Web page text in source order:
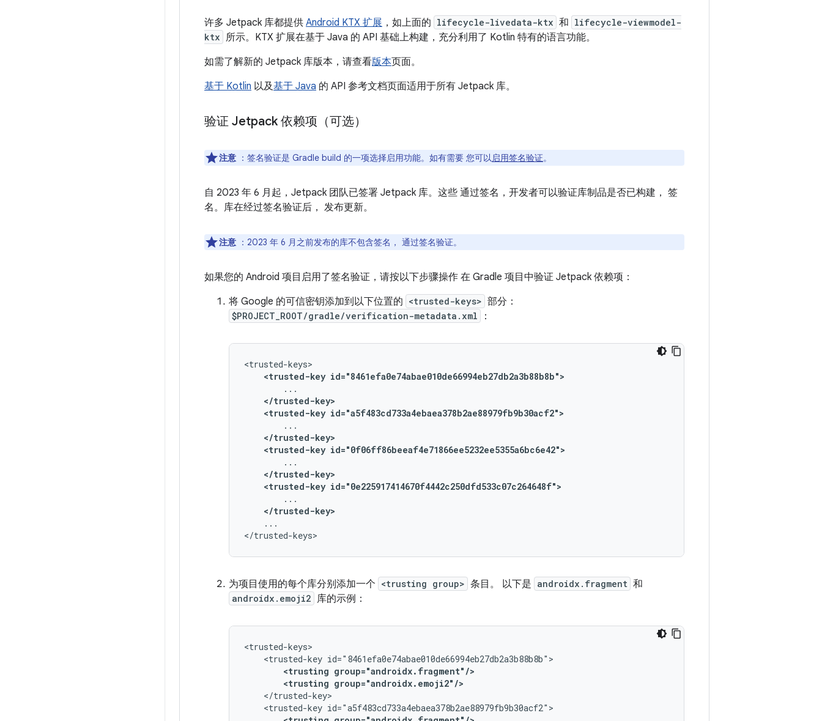
许多 Jetpack 库都提供 Android KTX 扩展 ，如上面的 lifecycle-livedata-ktx 和 lifecycle-viewmodel-
ktx 所示。KTX 扩展在基于 Java 的 API 基础上构建，充分利用了 Kotlin 特有的语言功能。
如需了解新的 Jetpack 库版本，请查看版本页面。
基于 Kotlin 以及基于 Java 的 API 参考文档页面适用于所有 Jetpack 库。
验证 Jetpack 依赖项（可选）
注意 ：签名验证是 Gradle build 的一项选择启用功能。如有需要 您可以启用签名验证。
自 2023 年 6 月起，Jetpack 团队已签署 Jetpack 库。这些 通过签名，开发者可以验证库制品是否已构建， 签
名。库在经过签名验证后， 发布更新。
注意 ：2023 年 6 月之前发布的库不包含签名， 通过签名验证。
如果您的 Android 项目启用了签名验证，请按以下步骤操作 在 Gradle 项目中验证 Jetpack 依赖项：
将 Google 的可信密钥添加到以下位置的 <trusted-keys> 部分：
$PROJECT_ROOT/gradle/verification-metadata.xml ：
<trusted-key id="8461efa0e74abae010de66994eb27db2a3b88b8b">
</trusted-key>
<trusted-key id="a5f483cd733a4ebaea378b2ae88979fb9b30acf2">
</trusted-key>
<trusted-key id="0f06ff86beeaf4e71866ee5232ee5355a6bc6e42">
</trusted-key>
<trusted-key id="0e225917414670f4442c250dfd533c07c264648f">
</trusted-key>
...
为项目使用的每个库分别添加一个 <trusting group> 条目。 以下是 androidx.fragment 和
androidx.emoji2 库的示例：
<trusted-key
<trusting group="androidx.fragment"/>
<trusting group="androidx.emoji2"/>
<trusted-key